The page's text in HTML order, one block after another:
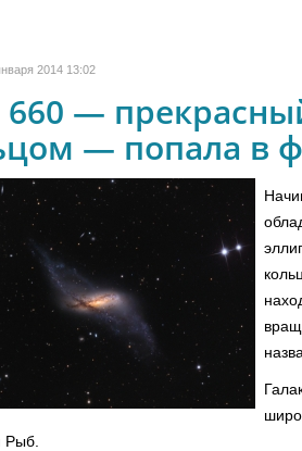
2014 13:02
660 —
— попала в
Рыб.